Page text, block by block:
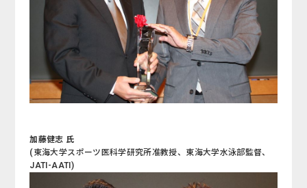
加藤健志 氏
(東海大学スポーツ医科学研究所准教授、東海大学水泳部監督、
JATI-AATI)